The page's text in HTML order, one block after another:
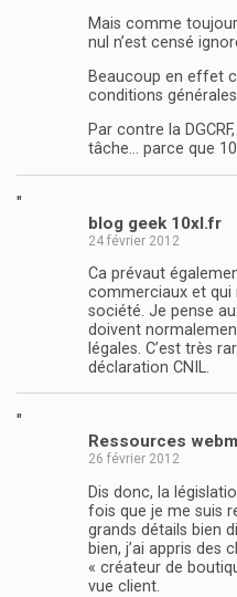
Mais comme
nul n’est censé
Beaucoup en effet
conditions
Par contre la
tâche… parce que
"
blog geek 10xl.fr
24 février 2012
Ca prévaut
commerciaux et qui
société. Je pense
doivent
légales. C’est très
déclaration CNIL.
"
Ressources
26 février 2012
Dis donc, la
fois que je me suis
grands détails bien
bien, j’ai appris des
« créateur de
vue client.